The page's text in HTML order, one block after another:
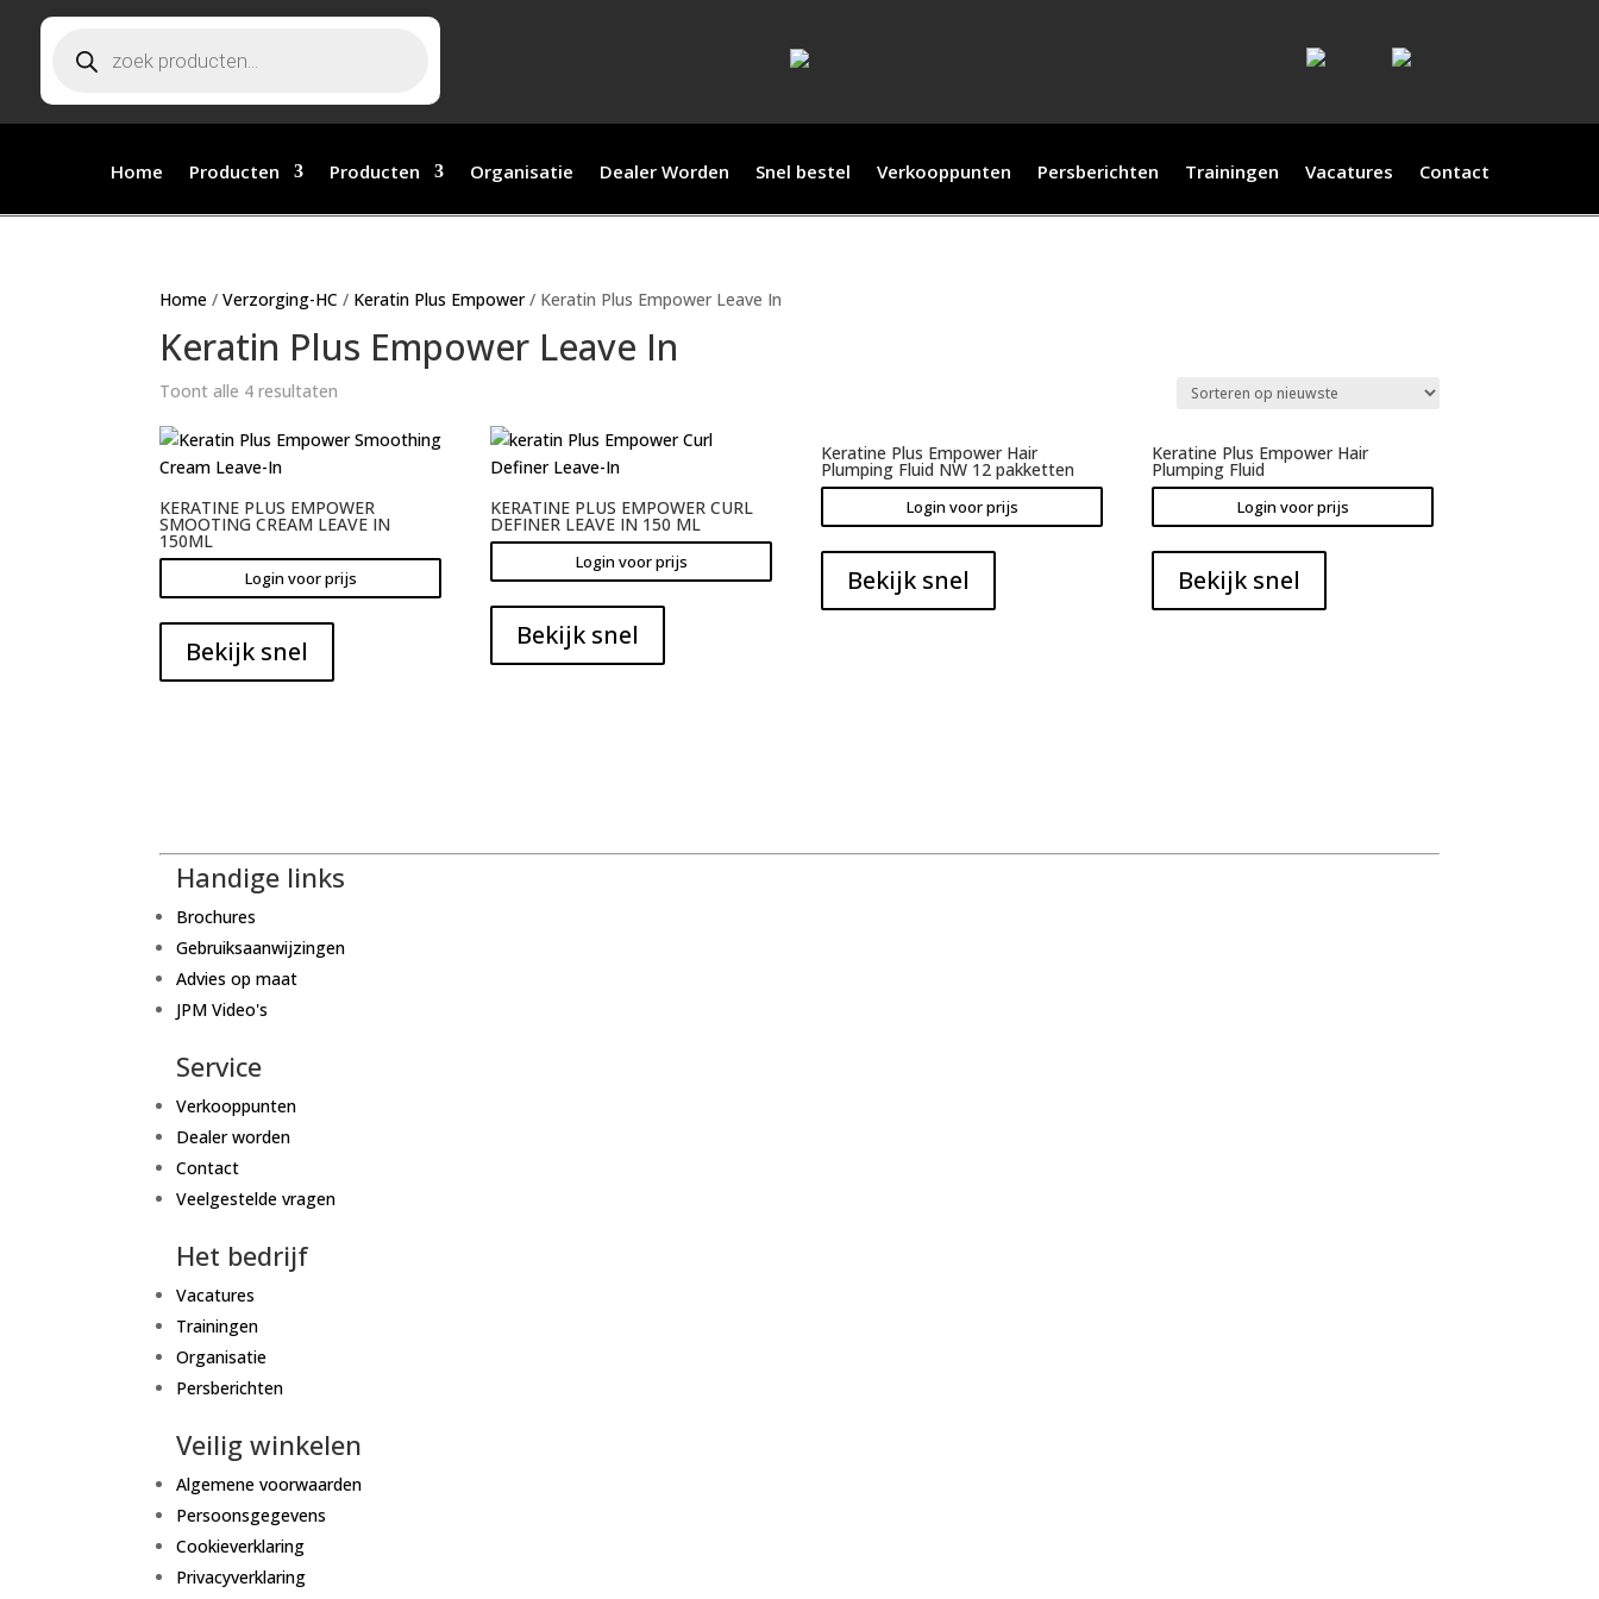
zoeken
Home Producten Producten Organisatie Dealer Worden Snel bestel Verkooppunten Persberichten Trainingen Vacatures Contact
Home /Verzorging-HC / Keratin Plus Empower/ Keratin Plus Empower Leave In
Keratin Plus Empower Leave In
Toont alle 4 resultaten
KERATINE PLUS EMPOWER
SMOOTING CREAM LEAVE IN
150ML
Login voor prijs
Bekijk snel
KERATINE PLUS EMPOWER CURL
DEFINER LEAVE IN 150 ML
Login voor prijs
Bekijk snel
Keratine Plus Empower Hair
Plumping Fluid NW 12 pakketten
Login voor prijs
Bekijk snel
Keratine Plus Empower Hair
Plumping Fluid
Login voor prijs
Bekijk snel
Handige links
Brochures
Gebruiksaanwijzingen
Advies op maat
JPM Video's
Service
Verkooppunten
Dealer worden
Contact
Veelgestelde vragen
Het bedrijf
Vacatures
Trainingen
Organisatie
Persberichten
Veilig winkelen
Algemene voorwaarden
Persoonsgegevens
Cookieverklaring
Privacyverklaring